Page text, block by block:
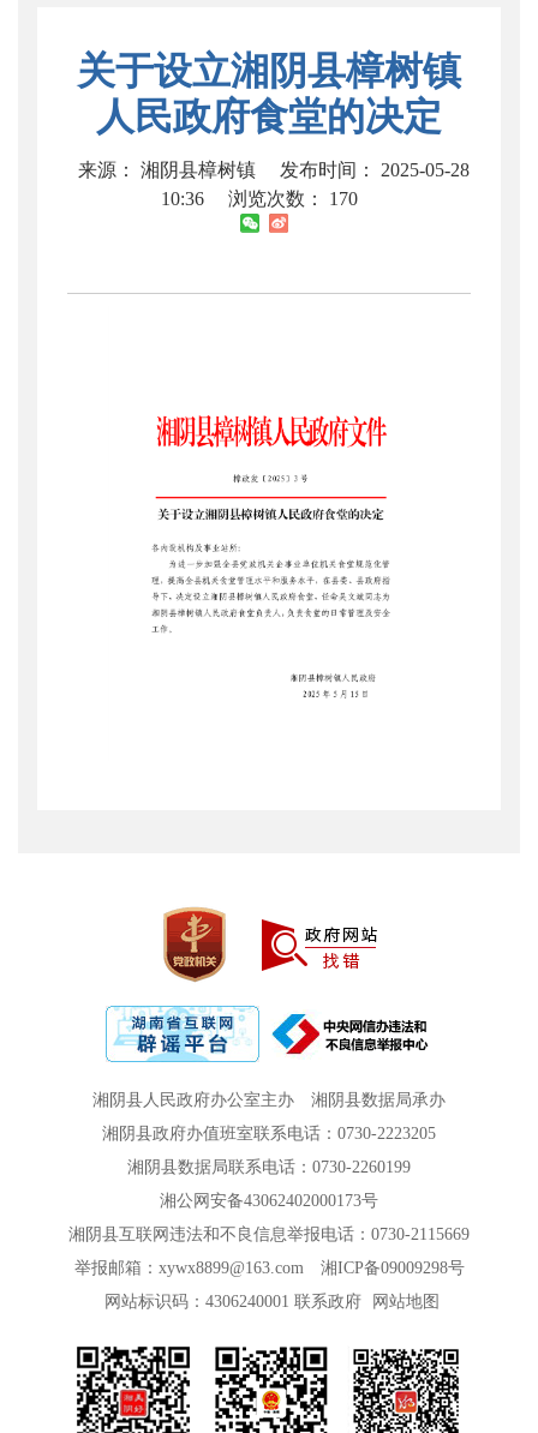
关于设立湘阴县樟树镇
人民政府食堂的决定
来源： 湘阴县樟树镇
发布时间： 2025-05-28
10:36
浏览次数： 170
湘阴县人民政府办公室主办
湘阴县数据局承办
湘阴县政府办值班室联系电话：0730-2223205
湘阴县数据局联系电话：0730-2260199
湘公网安备43062402000173号
湘阴县互联网违法和不良信息举报电话：0730-2115669
举报邮箱：xywx8899@163.com
湘ICP备09009298号
网站标识码：4306240001 联系政府 网站地图